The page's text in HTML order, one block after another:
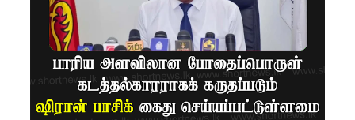
உத்தரவு!
பரீட்சைக்
காலத்தில்
இடர்கள்